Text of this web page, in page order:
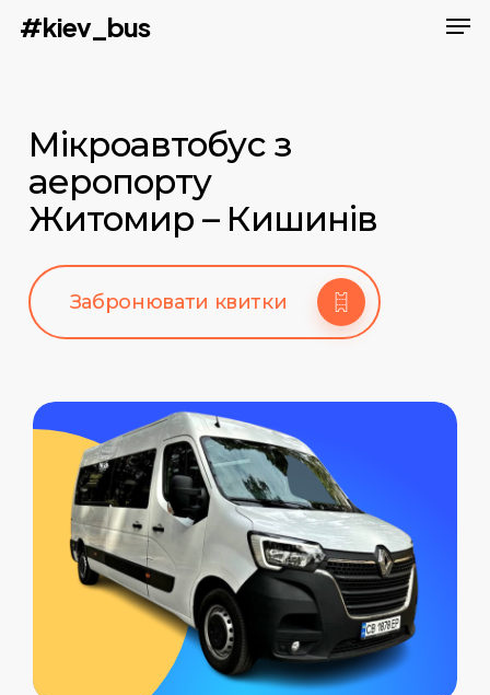
Skip#kiev_bus
Мікроавтобус з
аеропорту
Житомир – Кишинів
Забронювати квитки